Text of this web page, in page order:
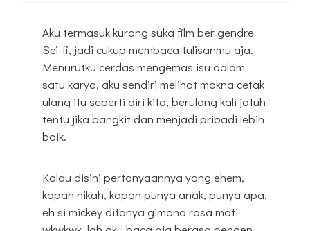
Aku termasuk kurang suka film ber gendre
Sci-fi, jadi cukup membaca tulisanmu aja.
Menurutku cerdas mengemas isu dalam
satu karya, aku sendiri melihat makna cetak
ulang itu seperti diri kita, berulang kali jatuh
tentu jika bangkit dan menjadi pribadi lebih
baik.
Kalau disini pertanyaannya yang ehem,
kapan nikah, kapan punya anak, punya apa,
eh si mickey ditanya gimana rasa mati